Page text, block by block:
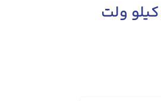
کابل آلومینیوم 1x240 بدون زره 20 کیلو ولت